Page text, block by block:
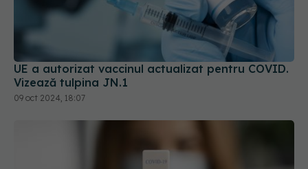
UE a autorizat vaccinul actualizat pentru COVID.
Vizează tulpina JN.1
09 oct 2024, 18:07